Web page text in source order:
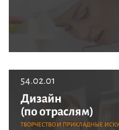
54.02.01
Дизайн
(по отраслям)
ТВОРЧЕСТВО И ПРИКЛАДНЫЕ